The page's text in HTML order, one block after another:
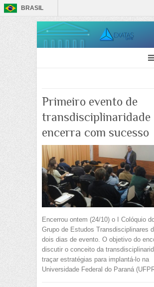
BRASIL
Primeiro evento de
transdisciplinaridade
encerra com sucesso
Encerrou ontem (24/10) o I Colóquio
Grupo de Estudos Transdisciplinares
dois dias de evento. O objetivo do
discutir o conceito da
traçar estratégias para implantá-lo na
Universidade Federal do Paraná